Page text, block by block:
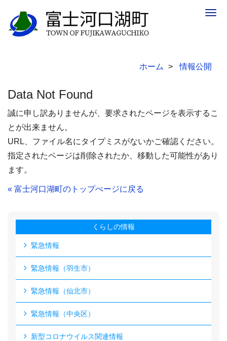
ホーム 情報公開
Data Not Found
誠に申し訳ありませんが、要求されたページを表示するこ
とが出来ません。
URL、ファイル名にタイプミスがないかご確認ください。
指定されたページは削除されたか、移動した可能性があり
ます。
« 富士河口湖町のトップぺージに戻る
くらしの情報
緊急情報
緊急情報（羽生市）
緊急情報（仙北市）
緊急情報（中央区）
新型コロナウイルス関連情報